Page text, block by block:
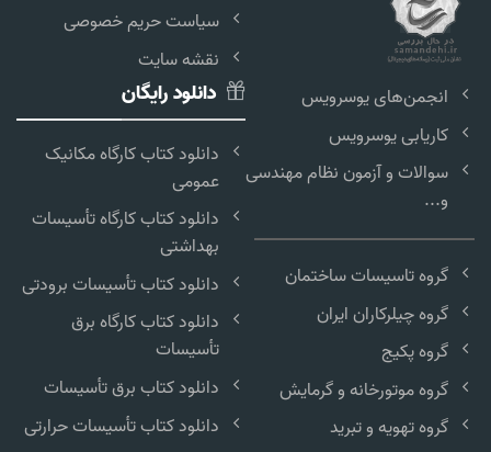
سیاست حریم خصوصی
نقشه سایت
انجمن‌های یوسرویس
کاریابی یوسرویس
سوالات و آزمون نظام مهندسی
و...
گروه تاسیسات ساختمان
گروه چیلرکاران ایران
گروه پکیج
گروه موتورخانه و گرمایش
گروه تهویه و تبرید
دانلود رایگان
دانلود کتاب کارگاه مکانیک
عمومی
دانلود کتاب کارگاه تأسیسات
بهداشتی
دانلود کتاب تأسیسات برودتی
دانلود کتاب کارگاه برق
تأسیسات
دانلود کتاب برق تأسیسات
دانلود کتاب تأسیسات حرارتی